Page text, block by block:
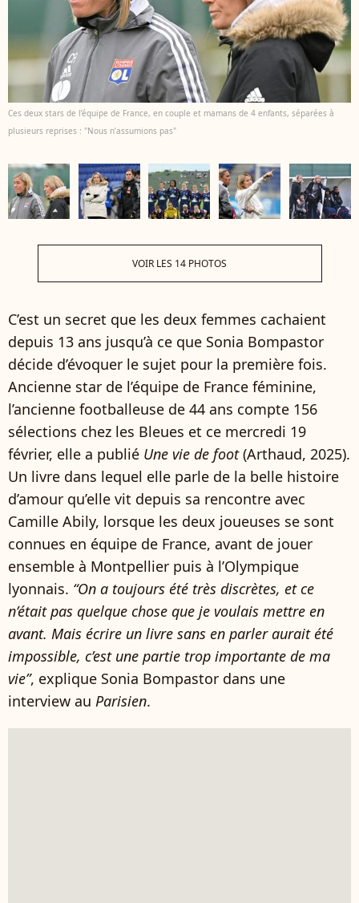
Ces deux stars de l’équipe de France, en couple et mamans de 4 enfants, séparées à
plusieurs reprises : "Nous n’assumions pas"
VOIR LES 14 PHOTOS
C’est un secret que les deux femmes cachaient
depuis 13 ans jusqu’à ce que Sonia Bompastor
décide d’évoquer le sujet pour la première fois.
Ancienne star de l’équipe de France féminine,
l’ancienne footballeuse de 44 ans compte 156
sélections chez les Bleues et ce mercredi 19
février, elle a publié Une vie de foot(Arthaud, 2025).
Un livre dans lequel elle parle de la belle histoire
d’amour qu’elle vit depuis sa rencontre avec
Camille Abily, lorsque les deux joueuses se sont
connues en équipe de France, avant de jouer
ensemble à Montpellier puis à l’Olympique
lyonnais. “On a toujours été très discrètes, et ce
n’était pas quelque chose que je voulais mettre en
avant. Mais écrire un livre sans en parler aurait été
impossible, c’est une partie trop importante de ma
vie”, explique Sonia Bompastor dans une
interview au Parisien.